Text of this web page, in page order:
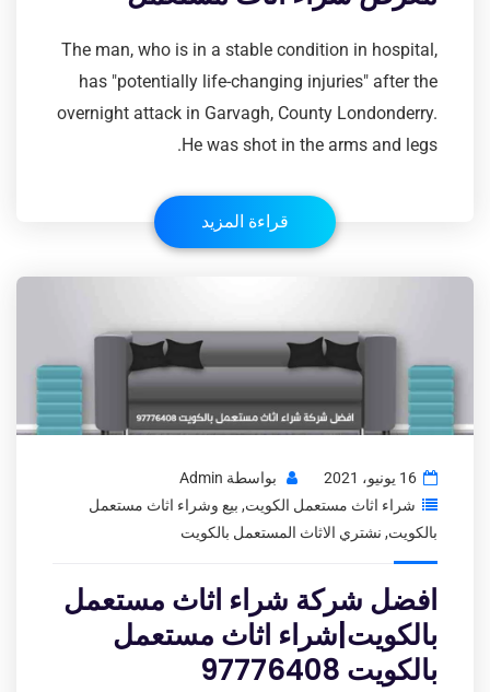
The man, who is in a stable condition in hospital,
has "potentially life-changing injuries" after the
overnight attack in Garvagh, County Londonderry.
He was shot in the arms and legs.
قراءة المزيد
16 يونيو، 2021 بواسطة Admin
شراء اثاث مستعمل الكويت, بيع وشراء اثاث مستعمل
بالكويت, نشتري الاثاث المستعمل بالكويت
افضل شركة شراء اثاث مستعمل
بالكويت|شراء اثاث مستعمل
بالكويت 97776408